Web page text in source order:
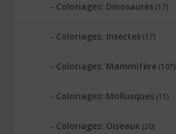
Coloriages: Dinosaures (17)
Coloriages: Insectes (17)
Coloriages: Mammifère (107)
Coloriages: Mollusques (11)
Coloriages: Oiseaux (20)